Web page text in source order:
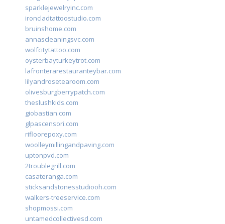
sparklejewelryinc.com
ironcladtattoostudio.com
bruinshome.com
annascleaningsvc.com
wolfcitytattoo.com
oysterbayturkeytrot.com
lafronterarestauranteybar.com
lilyandrosetearoom.com
olivesburgberrypatch.com
theslushkids.com
giobastian.com
glpascensori.com
rifloorepoxy.com
woolleymillingandpaving.com
uptonpvd.com
2troublegrill.com
casateranga.com
sticksandstonesstudiooh.com
walkers-treeservice.com
shopmossi.com
untamedcollectivesd.com